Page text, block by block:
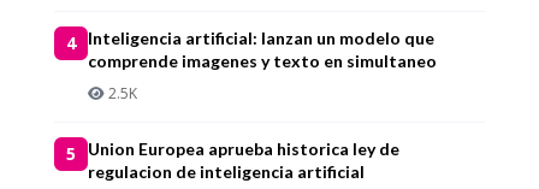
4
Inteligencia artificial: lanzan un modelo que
comprende imagenes y texto en simultaneo
2.5K
5
Union Europea aprueba historica ley de
regulacion de inteligencia artificial